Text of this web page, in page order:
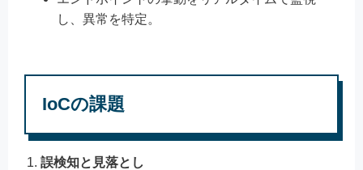
し、異常を特定。
IoCの課題
誤検知と見落とし